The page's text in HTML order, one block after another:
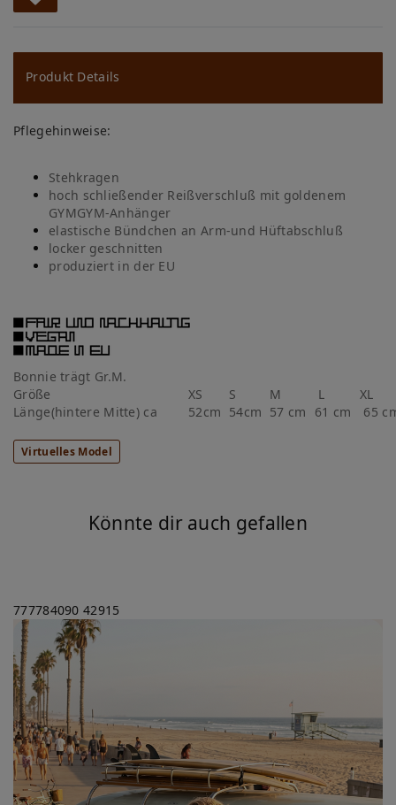
W
u
ns
ch
lis
te
Produkt Details
Pflegehinweise:
Stehkragen
hoch schließender Reißverschluß mit goldenem
GYMGYM-Anhänger
elastische Bündchen an Arm-und Hüftabschluß
locker geschnitten
produziert in der EU
Bonnie trägt Gr.M.
Größe
XS S M L
XL
Länge(hintere Mitte) ca
52cm 54cm 57 cm 61 cm 65
Virtuelles Model
Könnte dir auch gefallen
777784090 42915